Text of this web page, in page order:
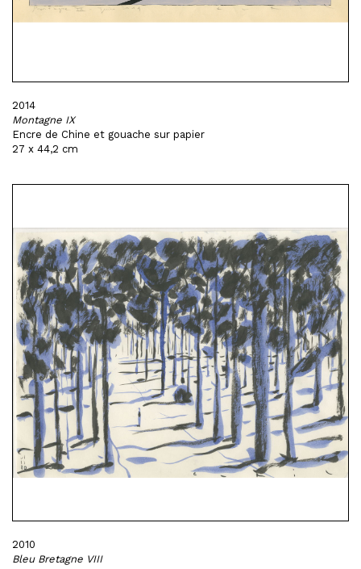
2014
Montagne IX
Encre de Chine et gouache sur papier
27 x 44,2 cm
2010
Bleu Bretagne VIII